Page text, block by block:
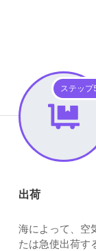
ステップ
出荷
海によって、空
たは急使出荷す